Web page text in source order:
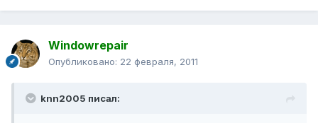
Windowrepair
Опубликовано: 22 февраля, 2011
knn2005 писал: